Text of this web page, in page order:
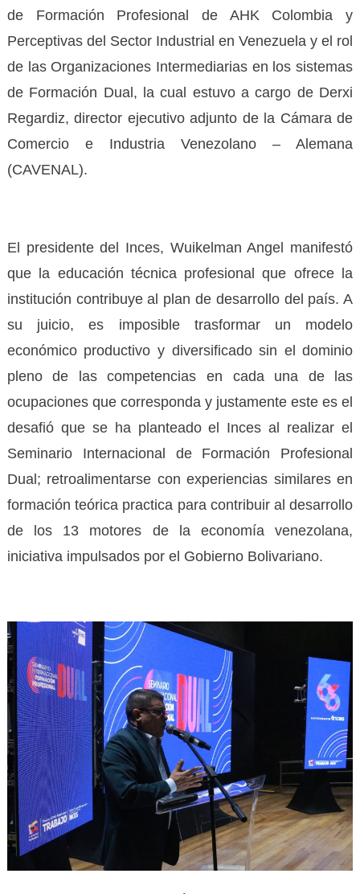
de Formación Profesional de AHK Colombia y
Perceptivas del Sector Industrial en Venezuela y el rol
de las Organizaciones Intermediarias en los sistemas
de Formación Dual, la cual estuvo a cargo de Derxi
Regardiz, director ejecutivo adjunto de la Cámara de
Comercio e Industria Venezolano – Alemana
(CAVENAL).
El presidente del Inces, Wuikelman Angel manifestó
que la educación técnica profesional que ofrece la
institución contribuye al plan de desarrollo del país. A
su juicio, es imposible trasformar un modelo
económico productivo y diversificado sin el dominio
pleno de las competencias en cada una de las
ocupaciones que corresponda y justamente este es el
desafió que se ha planteado el Inces al realizar el
Seminario Internacional de Formación Profesional
Dual; retroalimentarse con experiencias similares en
formación teórica practica para contribuir al desarrollo
de los 13 motores de la economía venezolana,
iniciativa impulsados por el Gobierno Bolivariano.